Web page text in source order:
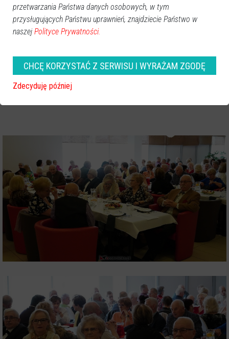
przetwarzania Państwa danych osobowych, w tym
przysługujących Państwu uprawnień, znajdziecie Państwo w
naszej Polityce Prywatności.
CHCĘ KORZYSTAĆ Z SERWISU I WYRAŻAM ZGODĘ
Zdecyduję później